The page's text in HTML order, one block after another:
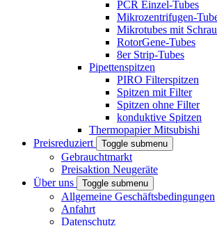
PCR Einzel-Tubes
Mikrozentrifugen-
Mikrotubes mit
RotorGene-Tubes
8er Strip-Tubes
Pipettenspitzen
PIRO Filterspitzen
Spitzen mit Filter
Spitzen ohne Filter
konduktive Spitzen
Thermopapier Mitsubishi
Preisreduziert
Toggle submenu
Gebrauchtmarkt
Preisaktion Neugeräte
Über uns
Toggle submenu
Allgemeine Geschäftsbedingungen
Anfahrt
Datenschutz